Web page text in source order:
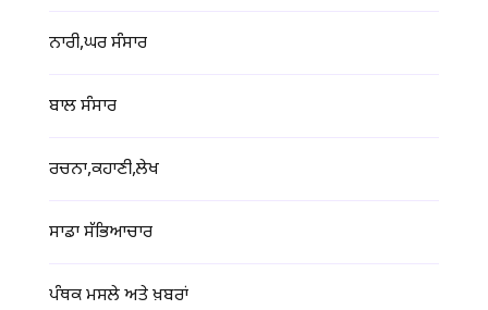
ਨਾਰੀ,ਘਰ ਸੰਸਾਰ
ਬਾਲ ਸੰਸਾਰ
ਰਚਨਾ,ਕਹਾਣੀ,ਲੇਖ
ਸਾਡਾ ਸੱਭਿਆਚਾਰ
ਪੰਥਕ ਮਸਲੇ ਅਤੇ ਖ਼ਬਰਾਂ